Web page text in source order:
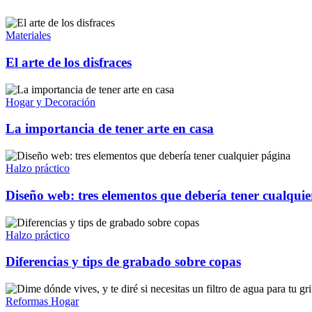
Materiales
El arte de los disfraces
Hogar y Decoración
La importancia de tener arte en casa
Halzo práctico
Diseño web: tres elementos que debería tener
Halzo práctico
Diferencias y tips de grabado sobre copas
Reformas Hogar